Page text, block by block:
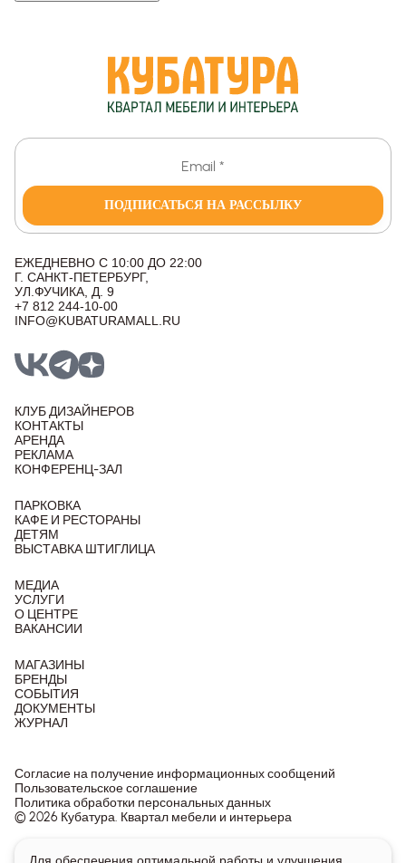
ПОДПИСАТЬСЯ НА РАССЫЛКУ
ЕЖЕДНЕВНО С 10:00 ДО 22:00
Г. САНКТ-ПЕТЕРБУРГ,
УЛ.ФУЧИКА, Д. 9
+7 812 244-10-00
INFO@KUBATURAMALL.RU
КЛУБ ДИЗАЙНЕРОВ
КОНТАКТЫ
АРЕНДА
РЕКЛАМА
КОНФЕРЕНЦ-ЗАЛ
ПАРКОВКА
КАФЕ И РЕСТОРАНЫ
ДЕТЯМ
ВЫСТАВКА ШТИГЛИЦА
МЕДИА
УСЛУГИ
О ЦЕНТРЕ
ВАКАНСИИ
МАГАЗИНЫ
БРЕНДЫ
СОБЫТИЯ
ДОКУМЕНТЫ
ЖУРНАЛ
© 2026 Кубатура. Квартал мебели и интерьера
Согласие на получение информационных сообщений
Пользовательское соглашение
Политика обработки персональных данных
Информация о товарах и ценах на сайте не является